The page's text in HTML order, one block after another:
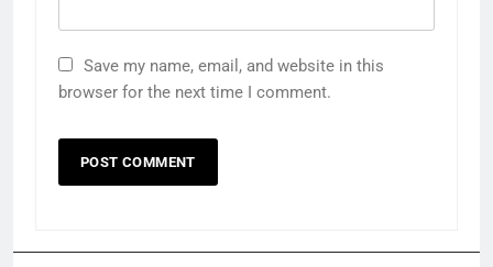
Save my name, email, and website in this
browser for the next time I comment.